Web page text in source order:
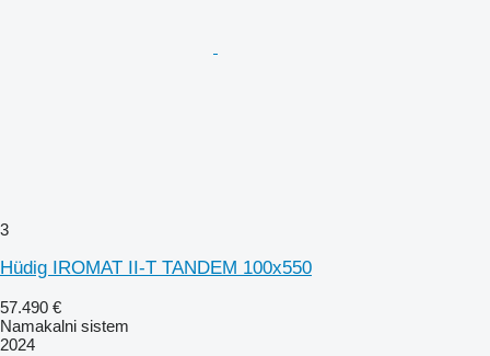
3
Hüdig IROMAT II-T TANDEM 100x550
57.490 €
Namakalni sistem
2024